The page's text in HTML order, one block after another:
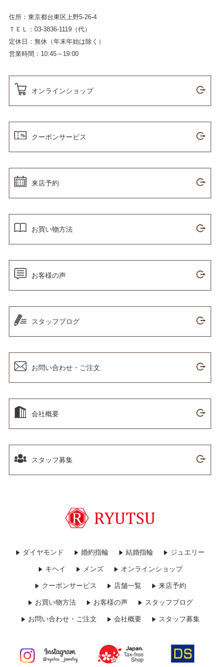
住所：東京都台東区上野5-26-4
ＴＥＬ：03-3836-1119（代）
定休日：無休（年末年始は除く）
営業時間：10:45～19:00
オンラインショップ
クーポンサービス
来店予約
お買い物方法
お客様の声
スタッフブログ
お問い合わせ・ご注文
会社概要
スタッフ募集
ダイヤモンド 婚約指輪 結婚指輪 ジュエリー
キヘイ メンズ オンラインショップ
クーポンサービス 店舗一覧 来店予約
お買い物方法 お客様の声 スタッフブログ
お問い合わせ・ご注文 会社概要 スタッフ募集